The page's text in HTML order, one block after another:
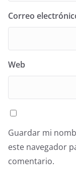
Correo
Web
Guardar mi
este navegador
comentario.